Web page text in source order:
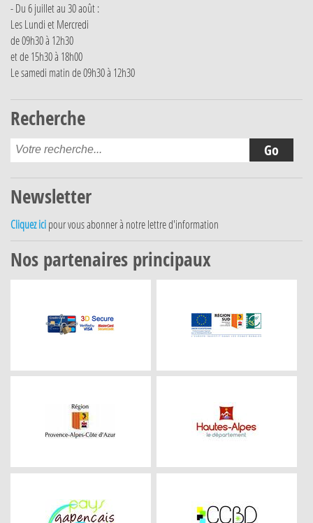
- Du 6 juillet au 30 août :
Les Lundi et Mercredi
de 09h30 à 12h30
et de 15h30 à 18h00
Le samedi matin de 09h30 à 12h30
Recherche
Newsletter
Cliquez ici pour vous abonner à notre lettre d'information
Nos partenaires principaux